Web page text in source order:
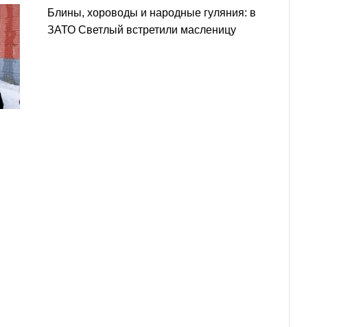
Блины, хороводы и народные гуляния: в
ЗАТО Светлый встретили масленицу